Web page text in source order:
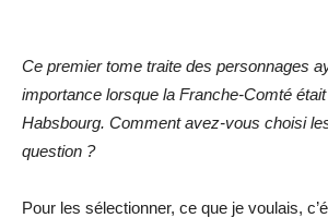
Ce premier tome traite des personnages
importance lorsque la Franche-Comté
Habsbourg. Comment avez-vous choisi
question ?
Pour les sélectionner, ce que je voulais,